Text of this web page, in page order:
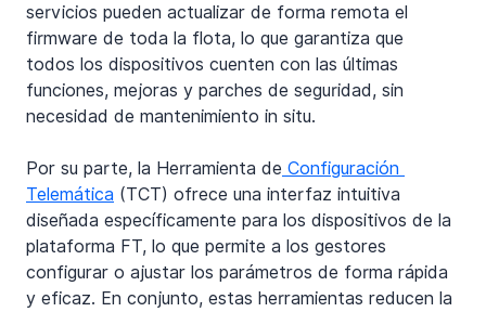
servicios pueden actualizar de forma remota el
firmware de toda la flota, lo que garantiza que
todos los dispositivos cuenten con las últimas
funciones, mejoras y parches de seguridad, sin
necesidad de mantenimiento in situ.
Por su parte, la Herramienta de Configuración
Telemática (TCT) ofrece una interfaz intuitiva
diseñada específicamente para los dispositivos de la
plataforma FT, lo que permite a los gestores
configurar o ajustar los parámetros de forma rápida
y eficaz. En conjunto, estas herramientas reducen la